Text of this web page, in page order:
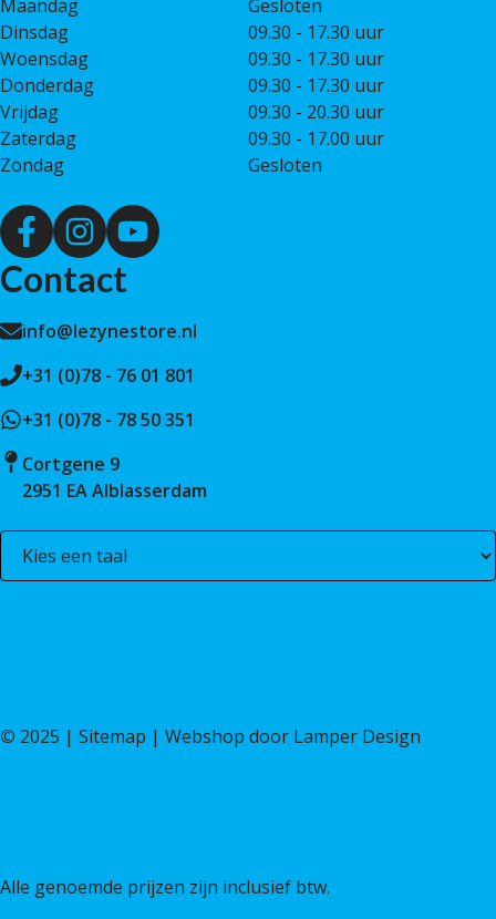
Maandag
Gesloten
Dinsdag
09.30 - 17.30 uur
Woensdag
09.30 - 17.30 uur
Donderdag
09.30 - 17.30 uur
Vrijdag
09.30 - 20.30 uur
Zaterdag
09.30 - 17.00 uur
Zondag
Gesloten
Contact
info@lezynestore.nl
+31 (0)78 - 76 01 801
+31 (0)78 - 78 50 351
Cortgene 9
2951 EA Alblasserdam
© 2025 | Sitemap | Webshop door Lamper Design
Alle genoemde prijzen zijn inclusief btw.